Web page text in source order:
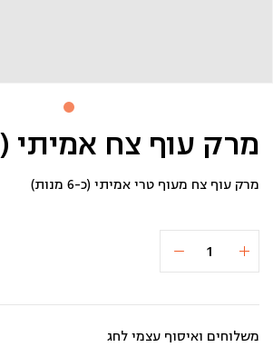
מרק עוף צח אמיתי (2 ליטר)
מרק עוף צח מעוף טרי אמיתי (כ-6 מנות)
מרק
צח
(2
משלוחים ואיסוף עצמי לחג